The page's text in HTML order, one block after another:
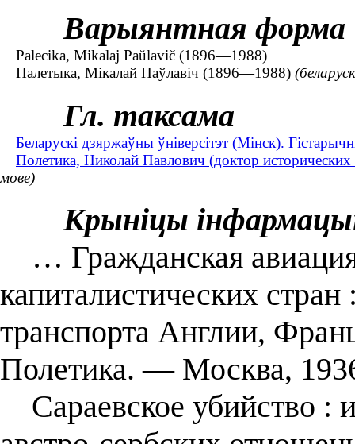
Варыянтная форма
Palecika, Mikalaj Paŭlavič (1896—1988)
Палетыка, Мікалай Паўлавіч (1896—1988)
Гл. таксама
Беларускі дзяржаўны ўніверсітэт (Мінск).
Полетика, Николай Павлович (доктор
мове)
Крыніцы
… Гражданская
капиталистических
транспорта Англии,
Полетика. — Москва,
Сараевское убийство :